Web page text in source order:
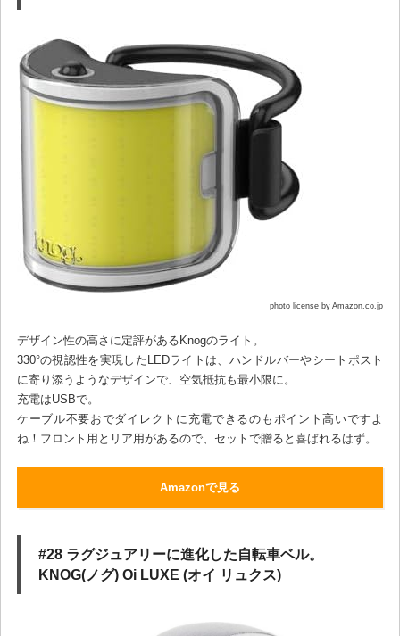
photo license by Amazon.co.jp
デザイン性の高さに定評があるKnogのライト。
330°の視認性を実現したLEDライトは、ハンドルバーやシートポスト
に寄り添うようなデザインで、空気抵抗も最小限に。
充電はUSBで。
ケーブル不要おでダイレクトに充電できるのもポイント高いですよ
ね！フロント用とリア用があるので、セットで贈ると喜ばれるはず。
Amazonで見る
#28 ラグジュアリーに進化した自転車ベル。
KNOG(ノグ) Oi LUXE (オイ リュクス)